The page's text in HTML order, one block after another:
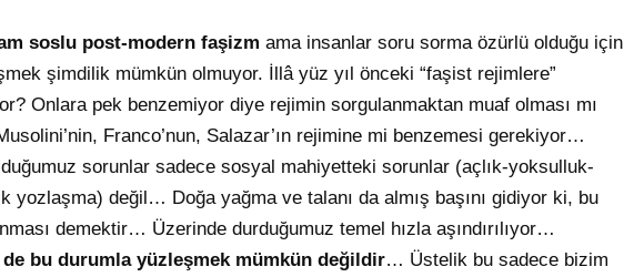
soslu post-modern faşizm ama insanlar soru sorma özürlü olduğu için
şimdilik mümkün olmuyor. İllâ yüz yıl önceki “faşist rejimlere”
Onlara pek benzemiyor diye rejimin sorgulanmaktan muaf olması mı
Franco’nun, Salazar’ın rejimine mi benzemesi gerekiyor…
sorunlar sadece sosyal mahiyetteki sorunlar (açlık-yoksulluk-
yozlaşma) değil… Doğa yağma ve talanı da almış başını gidiyor ki, bu
demektir… Üzerinde durduğumuz temel hızla aşındırılıyor…
bu durumla yüzleşmek mümkün değildir… Üstelik bu sadece bizim